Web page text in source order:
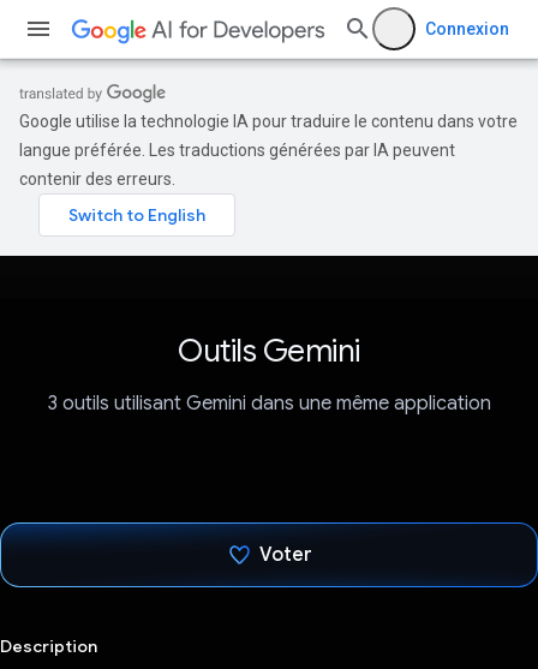
Connexion
Google utilise la technologie IA pour traduire le contenu dans votre
langue préférée. Les traductions générées par IA peuvent
contenir des erreurs.
Outils Gemini
3 outils utilisant Gemini dans une même application
Voter
Description